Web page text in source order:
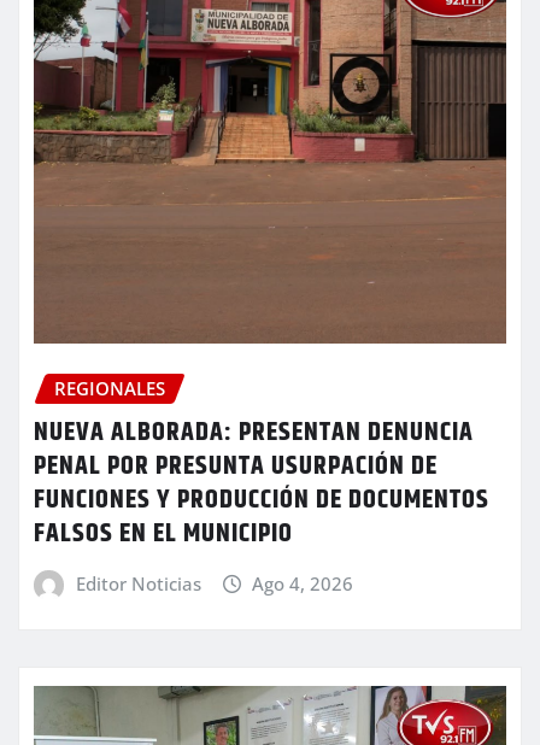
REGIONALES
NUEVA ALBORADA: PRESENTAN DENUNCIA
PENAL POR PRESUNTA USURPACIÓN DE
FUNCIONES Y PRODUCCIÓN DE DOCUMENTOS
FALSOS EN EL MUNICIPIO
Editor Noticias Ago 4, 2026